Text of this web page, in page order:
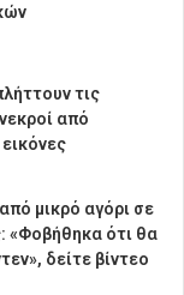
τις
από
μικρό αγόρι σε
«Φοβήθηκα ότι θα
δείτε βίντεο